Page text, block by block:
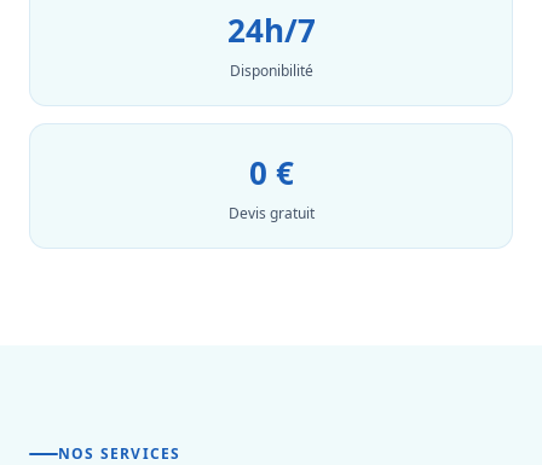
24h/7
Disponibilité
0 €
Devis gratuit
NOS SERVICES